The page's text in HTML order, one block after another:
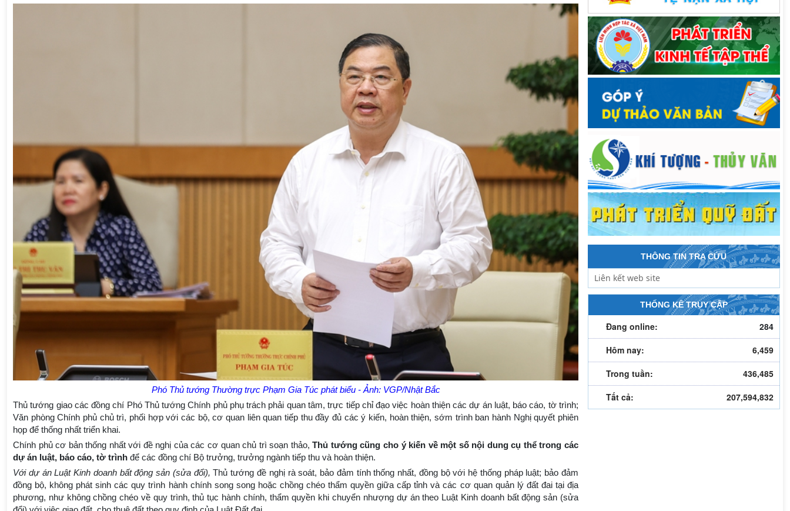
Phó Thủ tướng Thường trực Phạm Gia Túc phát biểu - Ảnh: VGP/Nhật Bắc
Thủ tướng giao các đồng chí Phó Thủ tướng Chính phủ phụ trách phải quan tâm, trực tiếp chỉ đạo việc hoàn thiện các dự án luật, báo cáo, tờ trình;
Văn phòng Chính phủ chủ trì, phối hợp với các bộ, cơ quan liên quan tiếp thu đầy đủ các ý kiến, hoàn thiện, sớm trình ban hành Nghị quyết phiên
họp để thống nhất triển khai.
Chính phủ cơ bản thống nhất với đề nghị của các cơ quan chủ trì soạn thảo,Thủ tướng cũng cho ý kiến về một số nội dung cụ thể trong các
dự án luật, báo cáo, tờ trình để các đồng chí Bộ trưởng, trưởng ngành tiếp thu và hoàn thiện.
Với dự án Luật Kinh doanh bất động sản (sửa đổi), Thủ tướng đề nghị rà soát, bảo đảm tính thống nhất, đồng bộ với hệ thống pháp luật; bảo đảm
đồng bộ, không phát sinh các quy trình hành chính song song hoặc chồng chéo thẩm quyền giữa cấp tỉnh và các cơ quan quản lý đất đai tại địa
phương, như không chồng chéo về quy trình, thủ tục hành chính, thẩm quyền khi chuyển nhượng dự án theo Luật Kinh doanh bất động sản (sửa
THÔNG TIN TRA CỨU
THỐNG KÊ TRUY CẬP
Đang online:
284
Hôm nay:
6,459
Trong tuần:
436,485
Tất cả:
207,594,832